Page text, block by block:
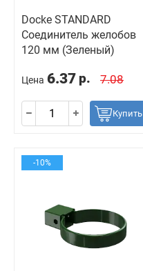
Docke STANDARD
Соединитель желобов
120 мм (Зеленый)
Цена 6.37 р. 7.08
Купить
-10%